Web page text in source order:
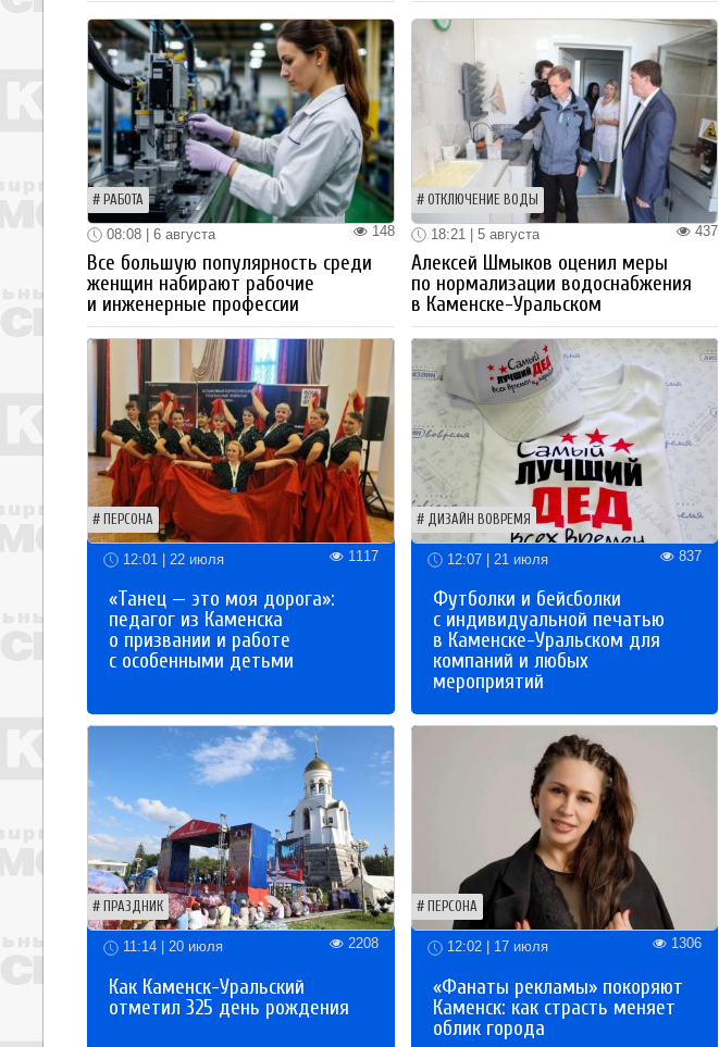
РАБОТА
148
08:08 | 6 августа
Все большую популярность среди
женщин набирают рабочие
и инженерные профессии
ОТКЛЮЧЕНИЕ ВОДЫ
437
18:21 | 5 августа
Алексей Шмыков оценил меры
по нормализации водоснабжения
в Каменске-Уральском
ПЕРСОНА
12:01 | 22 июля 1117
«Танец — это моя дорога»:
педагог из Каменска
о призвании и работе
с особенными детьми
ДИЗАЙН ВОВРЕМЯ
12:07 | 21 июля 837
Футболки и бейсболки
с индивидуальной печатью
в Каменске-Уральском для
компаний и любых
мероприятий
ПРАЗДНИК
11:14 | 20 июля 2208
Как Каменск-Уральский
отметил 325 день рождения
ПЕРСОНА
12:02 | 17 июля 1306
«Фанаты рекламы» покоряют
Каменск: как страсть меняет
облик города